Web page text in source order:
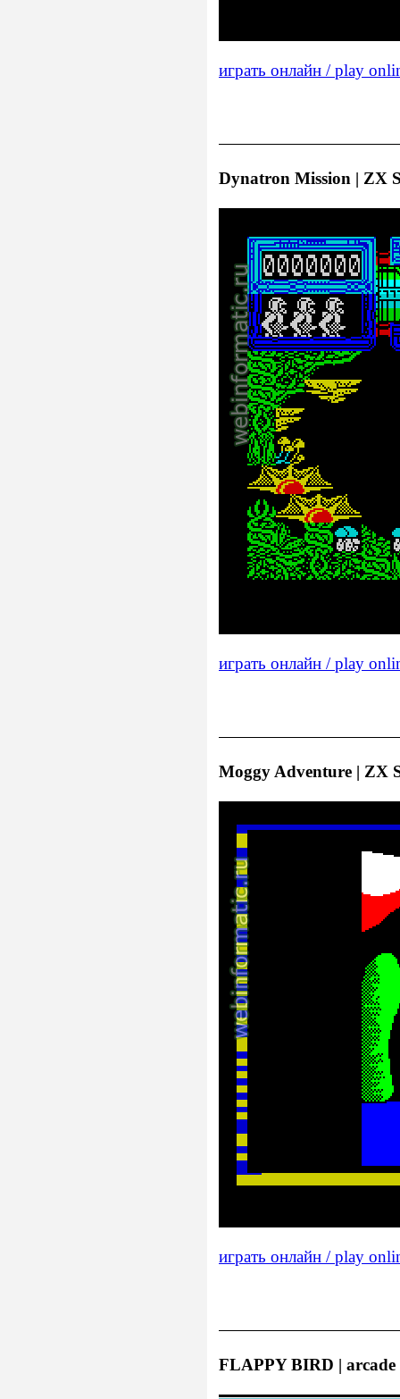
играть онлайн / play
Dynatron Mission | ZX
играть онлайн / play
Moggy Adventure | ZX
играть онлайн / play
FLAPPY BIRD |